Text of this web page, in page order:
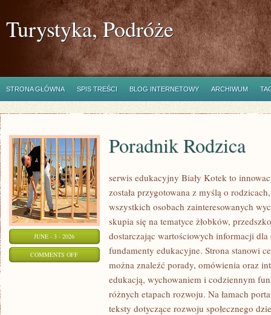
Turystyka, Podróże
STRONA GŁÓWNA SPIS TREŚCI BLOG INTERNETOWY ARCHIWUM
JUNE - 3 - 2026
COMMENTS OFFON
Poradnik Rodzica
serwis edukacyjny Biały Kotek to
została przygotowana z myślą o
wszystkich osobach zainteresowanych
skupia się na tematyce żłobków,
dostarczając wartościowych informacji
fundamenty edukacyjne. Strona stanowi
można znaleźć porady, omówienia oraz
edukacją, wychowaniem i codziennym
różnych etapach rozwoju. Na łamach
teksty dotyczące rozwoju społecznego